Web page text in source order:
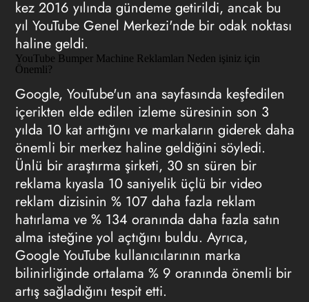
kez 2016 yılında gündeme getirildi, ancak bu
yıl YouTube Genel Merkezi'nde bir odak noktası
haline geldi.
YouTube Bumper Machine Reklamları Neden işiniz için
Önemli?
Google, YouTube'un ana sayfasında keşfedilen
içerikten elde edilen izleme süresinin son 3
yılda 10 kat arttığını ve markaların giderek daha
önemli bir merkez haline geldiğini söyledi.
Ünlü bir araştırma şirketi, 30 sn süren bir
reklama kıyasla 10 saniyelik üçlü bir video
reklam dizisinin % 107 daha fazla reklam
hatırlama ve % 134 oranında daha fazla satın
alma isteğine yol açtığını buldu. Ayrıca,
Google YouTube kullanıcılarının marka
bilinirliğinde ortalama % 9 oranında önemli bir
artış sağladığını tespit etti.